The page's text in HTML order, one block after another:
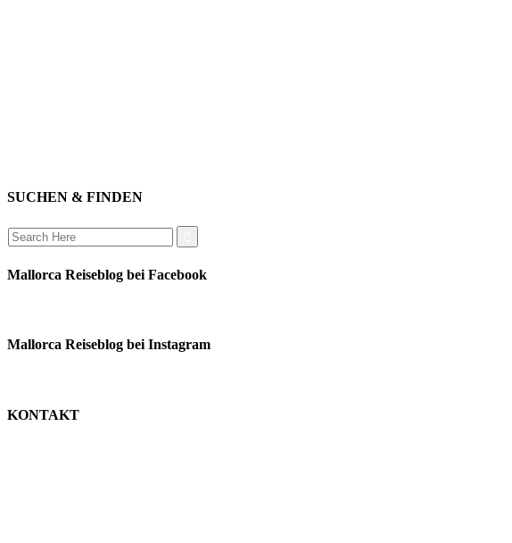
SUCHEN & FINDEN
Search
for:
Mallorca Reiseblog bei Facebook
Mallorca Reiseblog bei Instagram
KONTAKT